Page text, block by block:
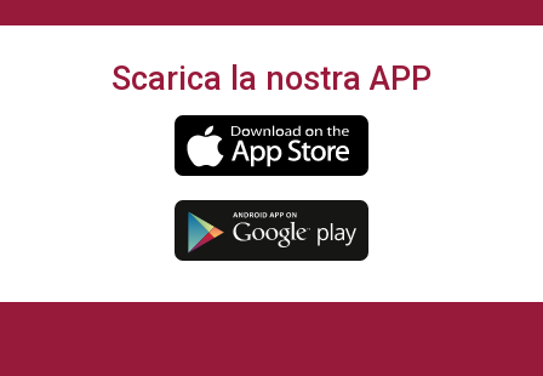
Scarica la nostra APP